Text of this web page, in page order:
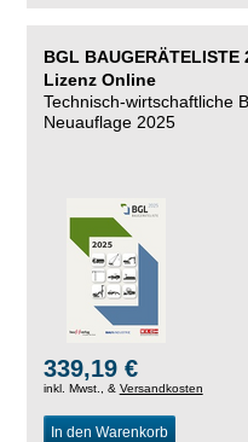
BGL
Lizenz Online
Technisch-wirtschaftliche
Neuauflage 2025
339,19 €
inkl. Mwst., & Versandkosten
In den Warenkorb